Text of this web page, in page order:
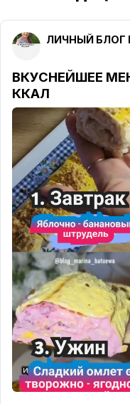
ВКУСНЕЙШЕЕ
ККАЛ